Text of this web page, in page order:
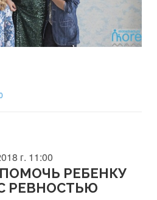
г. 11:00
РЕБЕНКУ
РЕВНОСТЬЮ